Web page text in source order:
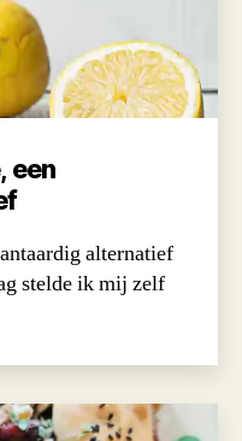
een
alternatief
stelde ik mij zelf